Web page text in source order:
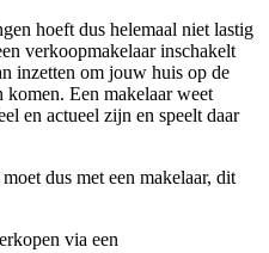
hoeft dus helemaal niet lastig
verkoopmakelaar inschakelt
inzetten om jouw huis op de
komen. Een makelaar weet
en actueel zijn en speelt daar
dus met een makelaar, dit
via een